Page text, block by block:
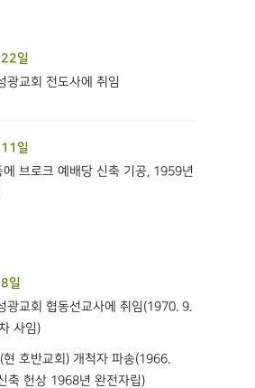
일
광교회 전도사에 취임
일
에 브로크 예배당 신축 기공, 1959년
일
광교회 협동선교사에 취임(1970. 9.
사임)
현 호반교회) 개척자 파송(1966.
축 헌상 1968년 완전자립)